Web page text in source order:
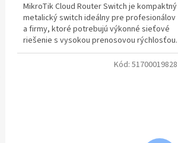
MikroTik Cloud Router Switch je kompaktný
metalický switch ideálny pre profesionálov
a firmy, ktoré potrebujú výkonné sieťové
riešenie s vysokou prenosovou rýchlosťou.
Je vybavený 4x10Gbps a 1x 1Gbps LAN
Kód: 51700019828